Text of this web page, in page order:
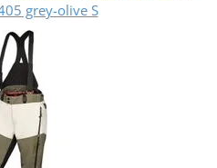
grey-olive S